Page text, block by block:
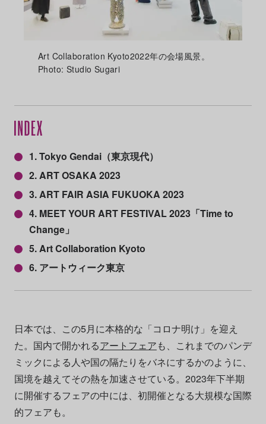
Art Collaboration Kyoto2022年の会場風景。
Photo: Studio Sugari
1. Tokyo Gendai（東京現代）
2. ART OSAKA 2023
3. ART FAIR ASIA FUKUOKA 2023
4. MEET YOUR ART FESTIVAL 2023「Time to
Change」
5. Art Collaboration Kyoto
6. アートウィーク東京
日本では、この5月に本格的な「コロナ明け」を迎え
た。国内で開かれるアートフェアも、これまでのパンデ
ミックによる人や国の隔たりをバネにするかのように、
国境を越えてその熱を加速させている。2023年下半期
に開催するフェアの中には、初開催となる大規模な国際
的フェアも。